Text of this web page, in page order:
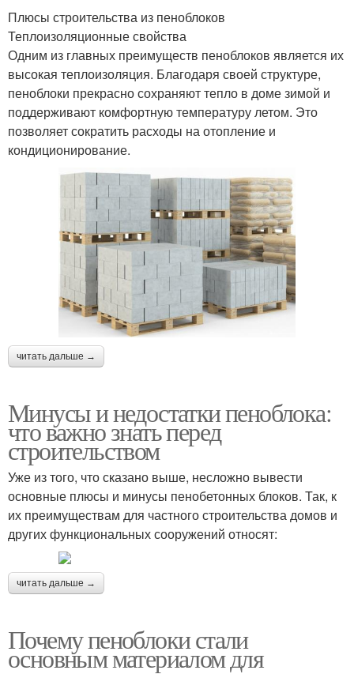
Плюсы строительства из пеноблоков
Теплоизоляционные свойства
Одним из главных преимуществ пеноблоков является их
высокая теплоизоляция. Благодаря своей структуре,
пеноблоки прекрасно сохраняют тепло в доме зимой и
поддерживают комфортную температуру летом. Это
позволяет сократить расходы на отопление и
кондиционирование.
читать дальше →
Минусы и недостатки пеноблока:
что важно знать перед
строительством
Уже из того, что сказано выше, несложно вывести
основные плюсы и минусы пенобетонных блоков. Так, к
их преимуществам для частного строительства домов и
других функциональных сооружений относят:
читать дальше →
Почему пеноблоки стали
основным материалом для